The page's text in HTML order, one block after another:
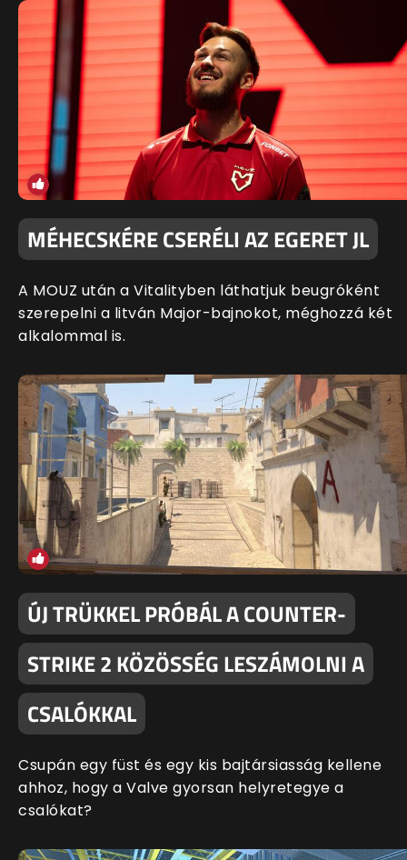
MÉHECSKÉRE CSERÉLI AZ EGERET JL
A MOUZ után a Vitalityben láthatjuk beugróként
szerepelni a litván Major-bajnokot, méghozzá két
alkalommal is.
ÚJ TRÜKKEL PRÓBÁL A COUNTER-
STRIKE 2 KÖZÖSSÉG LESZÁMOLNI A
CSALÓKKAL
Csupán egy füst és egy kis bajtársiasság kellene
ahhoz, hogy a Valve gyorsan helyretegye a
csalókat?